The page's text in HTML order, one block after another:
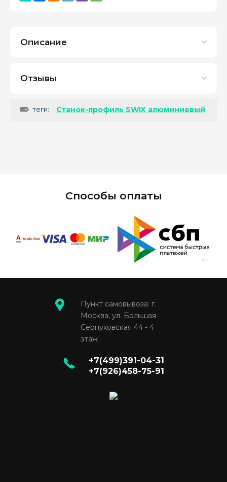
Описание
Отзывы
теги: Станок-профиль SWIX алюминиевый
Способы оплаты
Пункт самовывоза: г.
Москва, ул. Большая
Серпуховская 44 - 4
этаж
+7(499)391-04-31
+7(926)458-75-91